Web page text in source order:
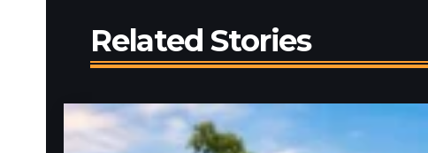
Related Stories